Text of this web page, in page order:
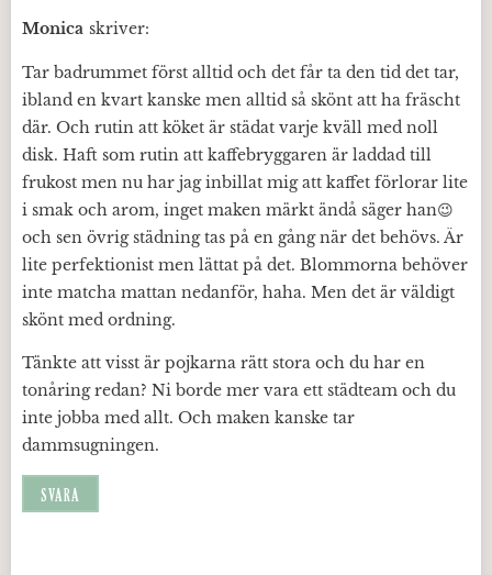
Monica skriver:
Tar badrummet först alltid och det får ta den tid det tar,
ibland en kvart kanske men alltid så skönt att ha fräscht
där. Och rutin att köket är städat varje kväll med noll
disk. Haft som rutin att kaffebryggaren är laddad till
frukost men nu har jag inbillat mig att kaffet förlorar lite
i smak och arom, inget maken märkt ändå säger han😉
och sen övrig städning tas på en gång när det behövs. Är
lite perfektionist men lättat på det. Blommorna behöver
inte matcha mattan nedanför, haha. Men det är väldigt
skönt med ordning.
Tänkte att visst är pojkarna rätt stora och du har en
tonåring redan? Ni borde mer vara ett städteam och du
inte jobba med allt. Och maken kanske tar
dammsugningen.
SVARA